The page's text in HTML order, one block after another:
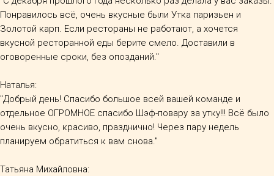
Понравилось всё, очень вкусные были Утка паризьен и
Золотой карп. Если рестораны не работают, а хочется
вкусной ресторанной еды берите смело. Доставили в
оговоренные сроки, без опозданий."
Наталья:
"Добрый день! Спасибо большое всей вашей команде и
отдельное ОГРОМНОЕ спасибо Шэф-повару за утку!!! Всё было
очень вкусно, красиво, празднично! Через пару недель
планируем обратиться к вам снова."
Татьяна Михайловна: